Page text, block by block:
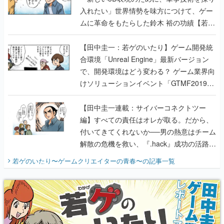
【田中圭一：若ゲのいたり】ゲーム開発統
合環境「Unreal Engine」最新バージョン
で、開発環境はどう変わる？ ゲーム業界向
けソリューションイベント「GTMF2019」
に行って、より理解を深めよう【PR】
【田中圭一連載：サイバーコネクトツー
編】すべての責任はオレが取る。だから、
付いてきてくれないか──男の熱意はチーム
解散の危機を救い、『.hack』成功の活路を
開く。業界の快男児・松山 洋に流れる血は
『少年ジャンプ』色だった【若ゲのいた
り】
若ゲのいたり〜ゲームクリエイターの青春〜の記事一覧